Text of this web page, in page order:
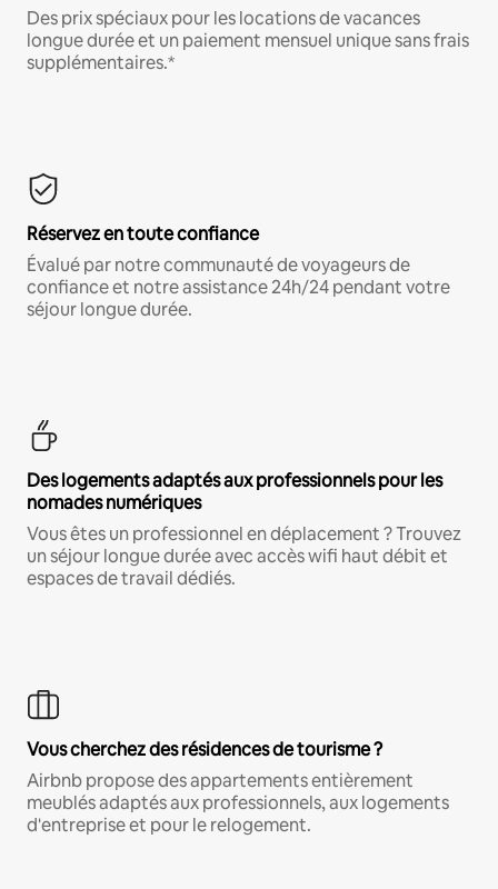
Des prix spéciaux pour les locations de vacances
longue durée et un paiement mensuel unique sans frais
supplémentaires.*
Réservez en toute confiance
Évalué par notre communauté de voyageurs de
confiance et notre assistance 24h/24 pendant votre
séjour longue durée.
Des logements adaptés aux professionnels pour les
nomades numériques
Vous êtes un professionnel en déplacement ? Trouvez
un séjour longue durée avec accès wifi haut débit et
espaces de travail dédiés.
Vous cherchez des résidences de tourisme ?
Airbnb propose des appartements entièrement
meublés adaptés aux professionnels, aux logements
d'entreprise et pour le relogement.